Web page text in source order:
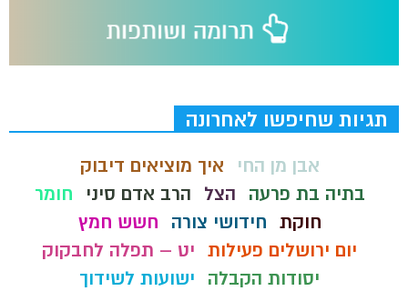
תגיות שחיפשו לאחרונה
אבן מן החי
איך מוציאים דיבוק
בתיה בת פרעה
הצל הרב אדם סיני
חומר
חוקת חידושי צורה
חשש חמץ
יום ירושלים פעילות יט – תפלה לחבקוק
יסודות הקבלה
ישועות לשידוך